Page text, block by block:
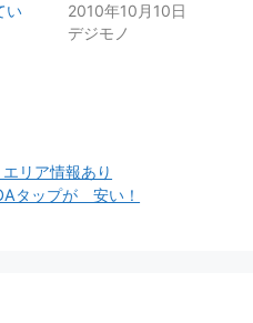
い
2010年10月10日
デジモノ
リア情報あり
タップが 安い！